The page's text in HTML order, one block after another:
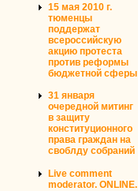
15 мая 2010 г.
тюменцы
поддержат
всероссийскую
акцию протеста
против реформы
бюджетной сферы
31 января
очередной митинг
в защиту
конституционного
права граждан на
своблду собраний
Live comment
moderator. ONLINE.